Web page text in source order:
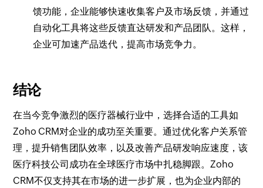
馈功能，企业能够快速收集客户及市场反馈，并通过
自动化工具将这些反馈直达研发和产品团队。这样，
企业可加速产品迭代，提高市场竞争力。
结论
在当今竞争激烈的医疗器械行业中，选择合适的工具如
Zoho CRM对企业的成功至关重要。通过优化客户关系管
理，提升销售团队效率，以及改善产品研发响应速度，该
医疗科技公司成功在全球医疗市场中扎稳脚跟。Zoho
CRM不仅支持其在市场的进一步扩展，也为企业内部的